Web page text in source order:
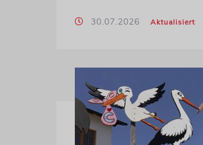
30.07.2026 Aktualisiert